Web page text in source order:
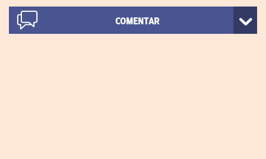
COMENTAR